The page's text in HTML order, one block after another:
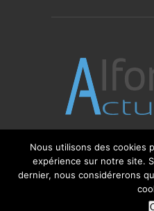
© 2017 - 2025
réservés. Editeur :
Nous utilisons des cookies
expérience sur notre site.
dernier, nous considérerons